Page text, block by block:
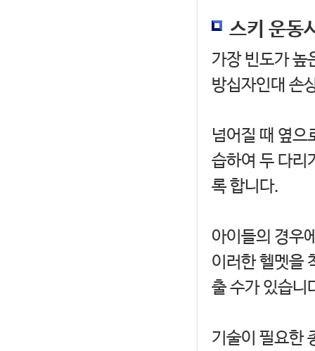
스키 운동
가장 빈도가
방십자인대 손
넘어질 때 옆으
습하여 두 다리
록 합니다.
아이들의 경우
이러한 헬멧을
출 수가 있습니
기술이 필요한